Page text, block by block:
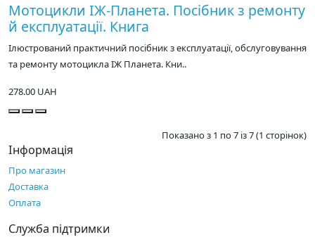
Мотоцикли ІЖ-Планета. Посібник з ремонту
й експлуатації. Книга
Ілюстрований практичний посібник з експлуатації, обслуговування
та ремонту мотоцикла ІЖ Планета. Кни..
278.00 UAH
Показано з 1 по 7 із 7 (1 сторінок)
Інформація
Про магазин
Доставка
Оплата
Служба підтримки